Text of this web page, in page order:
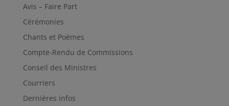
Avis – Faire Part
Cérémonies
Chants et Poèmes
Compte-Rendu de Commissions
Conseil des Ministres
Courriers
Dernières infos